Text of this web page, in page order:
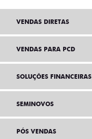
VENDAS DIRETAS
VENDAS PARA PCD
SOLUÇÕES FINANCEIRAS
SEMINOVOS
PÓS VENDAS